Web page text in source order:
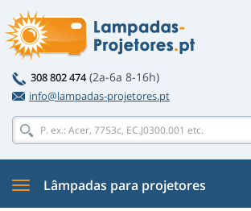
308 802 474 (2a-6a 8-16h)
info@lampadas-projetores.pt
Lâmpadas para projetores